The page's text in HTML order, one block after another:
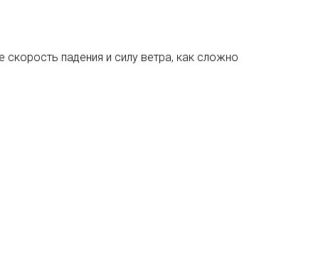
падения и силу ветра, как сложно